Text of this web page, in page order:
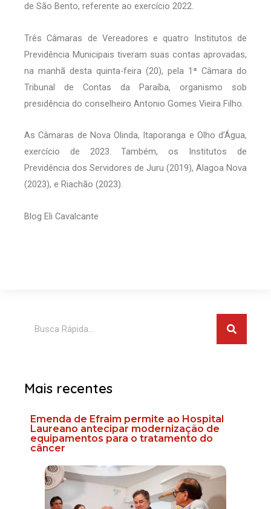
de São Bento, referente ao exercício 2022.
Três Câmaras de Vereadores e quatro Institutos de
Previdência Municipais tiveram suas contas aprovadas,
na manhã desta quinta-feira (20), pela 1ª Câmara do
Tribunal de Contas da Paraíba, organismo sob
presidência do conselheiro Antonio Gomes Vieira Filho.
As Câmaras de Nova Olinda, Itaporanga e Olho d’Água,
exercício de 2023. Também, os Institutos de
Previdência dos Servidores de Juru (2019), Alagoa Nova
(2023), e Riachão (2023).
Blog Eli Cavalcante
Mais recentes
Emenda de Efraim permite ao Hospital
Laureano antecipar modernização de
equipamentos para o tratamento do
câncer